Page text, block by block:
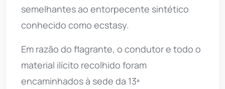
semelhantes ao entorpecente sintético
conhecido como ecstasy.
Em razão do flagrante, o condutor e todo o
material ilícito recolhido foram
encaminhados à sede da 13ª